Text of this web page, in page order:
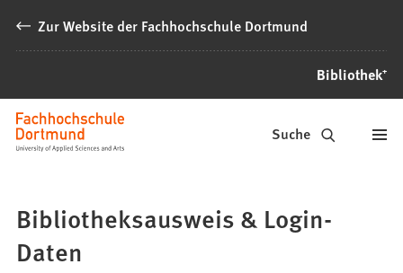
Inhalt anspringen
Zur Website der Fachhochschule Dortmund
Bibliothek⁺
Bibliothek⁺
Suche
Bibliotheksausweis & Login-
Daten